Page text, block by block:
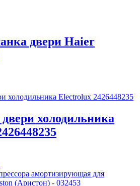
двери Haier
холодильника